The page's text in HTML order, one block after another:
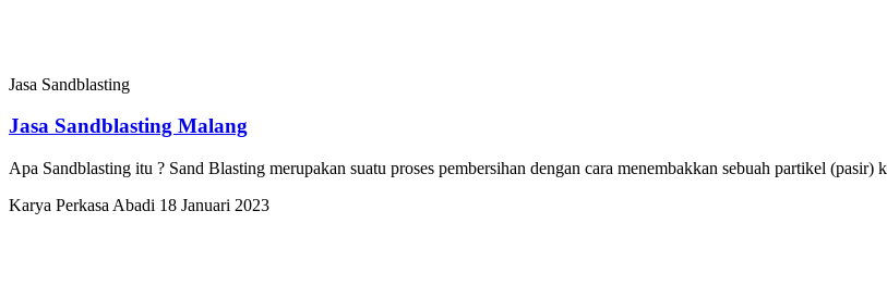
Jasa Sandblasting
Jasa Sandblasting Malang
Apa Sandblasting itu ? Sand Blasting merupakan suatu proses pembersihan dengan cara menembakkan sebuah partikel
Karya Perkasa Abadi 18 Januari 2023